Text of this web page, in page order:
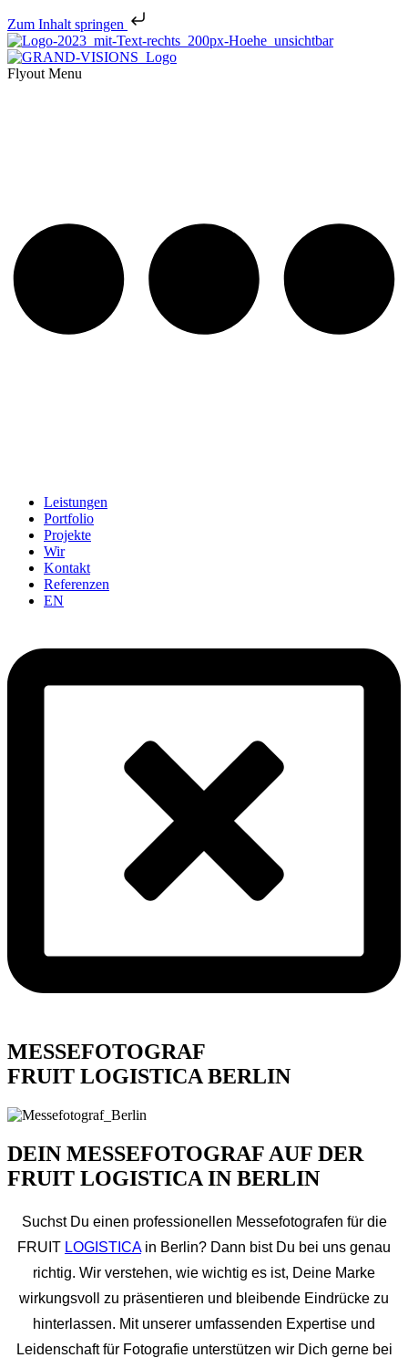
Zum Inhalt springen
Flyout Menu
Leistungen
Portfolio
Projekte
Wir
Kontakt
Referenzen
EN
MESSEFOTOGRAF
FRUIT LOGISTICA BERLIN
DEIN MESSEFOTOGRAF AUF DER
FRUIT LOGISTICA IN BERLIN
Suchst Du einen professionellen Messefotografen für die
FRUIT LOGISTICAin Berlin? Dann bist Du bei uns genau
richtig. Wir verstehen, wie wichtig es ist, Deine Marke
wirkungsvoll zu präsentieren und bleibende Eindrücke zu
hinterlassen. Mit unserer umfassenden Expertise und
Leidenschaft für Fotografie unterstützen wir Dich gerne bei